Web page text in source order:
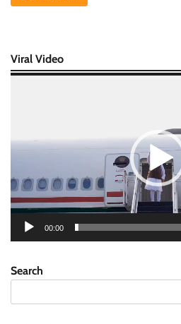
Viral Video
00:00
Search